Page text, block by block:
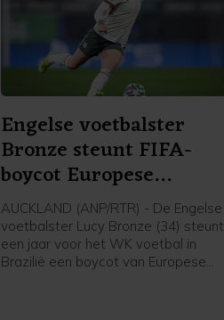
Engelse voetbalster
Bronze steunt FIFA-
boycot Europese
speelsters
AUCKLAND (ANP/RTR) - De Engelse
voetbalster Lucy Bronze (34) steunt
een jaar voor het WK voetbal in
Brazilië een boycot van Europese